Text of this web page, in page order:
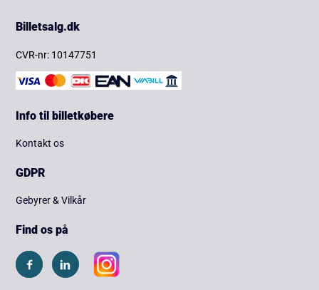
Billetsalg.dk
CVR-nr: 10147751
Info til billetkøbere
Kontakt os
GDPR
Gebyrer & Vilkår
Find os på